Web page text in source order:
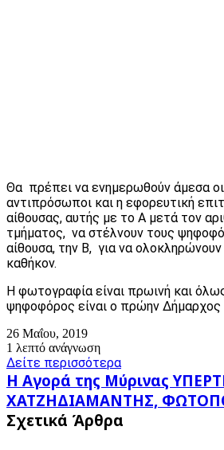
Θα πρέπει να ενημερωθούν άμεσα οι
αντιπρόσωποι και η εφορευτική
αίθουσας, αυτής με το Α μετά τον
τμήματος, να στέλνουν τους
αίθουσα, την Β, για να
καθήκον.
Η φωτογραφία είναι πρωινή και
ψηφοφόρος είναι ο πρώην
26 Μαΐου, 2019
1 λεπτό ανάγνωση
Δείτε περισσότερα
Η
Αγορά
της
Μύρινας
Η Αγορά της Μύρινας
ΧΑΤΖΗΔΙΑΜΑΝΤΗΣ,
ΦΩΤΟΠΟΥΛΟΥ,
ΜΑΖΙ
ΧΑΤΖΗΔΙΑΜΑΝΤΗΣ,
Σχετικά Άρθρα